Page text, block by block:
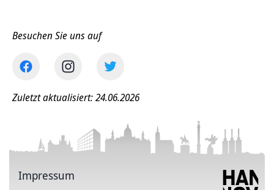
Besuchen Sie uns auf
Zuletzt aktualisiert: 24.06.2026
Impressum